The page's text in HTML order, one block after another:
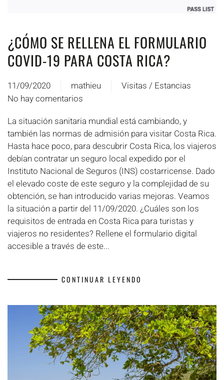
¿CÓMO SE RELLENA EL FORMULARIO
COVID-19 PARA COSTA RICA?
11/09/2020 mathieu
Visitas / Estancias
No hay comentarios
en
Comment
remplir
le
formulaire
COVID-
19
pour
le
Costa
Rica?
La situación sanitaria mundial está cambiando, y
también las normas de admisión para visitar Costa Rica.
Hasta hace poco, para descubrir Costa Rica, los viajeros
debían contratar un seguro local expedido por el
Instituto Nacional de Seguros (INS) costarricense. Dado
el elevado coste de este seguro y la complejidad de su
obtención, se han introducido varias mejoras. Veamos
la situación a partir del 11/09/2020. ¿Cuáles son los
requisitos de entrada en Costa Rica para turistas y
viajeros no residentes? Rellene el formulario digital
accesible a través de este...
CONTINUAR LEYENDO